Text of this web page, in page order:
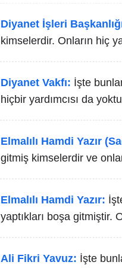
Diyanet İşleri
kimselerdir. Onların hiç
Diyanet Vakfı: İşte
hiçbir yardımcısı da
Elmalılı Hamdi Yazır
gitmiş kimselerdir ve
Elmalılı Hamdi Yazır:
yaptıkları boşa gitmiştir.
Ali Fikri Yavuz: İşte